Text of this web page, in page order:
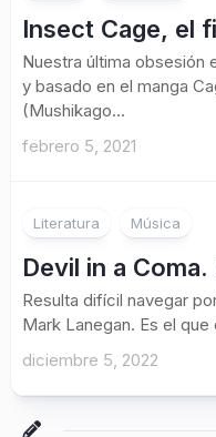
Insect Cage, el
Nuestra última obsesión
y basado en el manga
(Mushikago...
febrero 5, 2021
Literatura Música
Devil in a
Resulta difícil navegar
Mark Lanegan. Es el
diciembre 5, 2022